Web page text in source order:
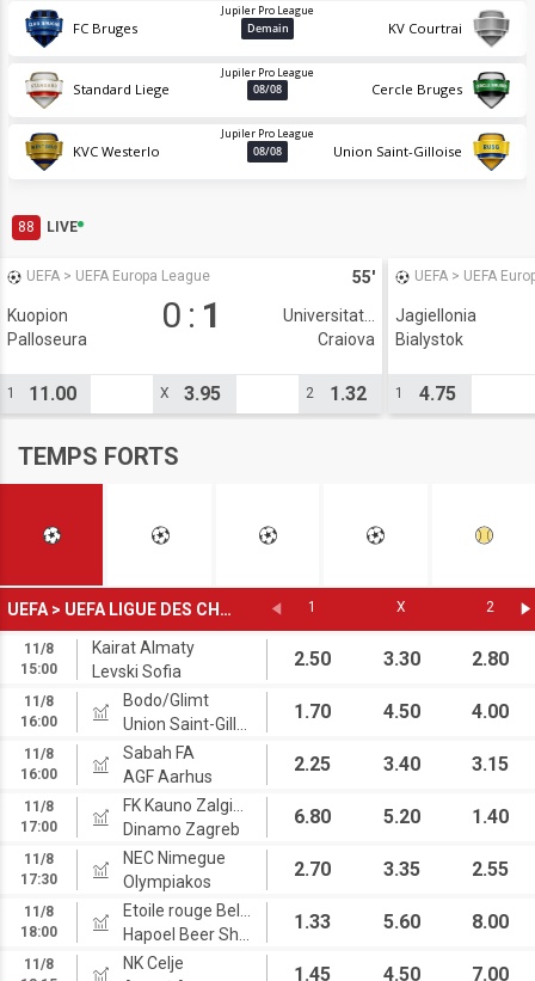
FC Bruges
Jupiler Pro League
Demain
KV Courtrai
Standard Liege
Jupiler Pro League
08/08
Cercle Bruges
KVC Westerlo
Jupiler Pro League
08/08
Union Saint-Gilloise
88 LIVE
UEFA > UEFA Europa League 55'
Kuopion
Palloseura
0 : 1
Universitatea
Craiova
1 11.00 X 3.95 2 1.32
UEFA > UEFA
Jagiellonia
Bialystok
1 4.75
TEMPS FORTS
UEFA > UEFA LIGUE DES CHAMPIONS 1 X 2
11/8
15:00
Kairat Almaty
Levski Sofia
11/8
16:00
Bodo/Glimt
11/8
16:00
Sabah FA
AGF Aarhus
11/8
17:00
Dinamo Zagreb
11/8
17:30
NEC Nimegue
Olympiakos
11/8
18:00
11/8
NK Celje
2.50 3.30 2.80
1.70 4.50 4.00
2.25 3.40 3.15
6.80 5.20 1.40
2.70 3.35 2.55
1.33 5.60 8.00
1.45 4.50 7.00